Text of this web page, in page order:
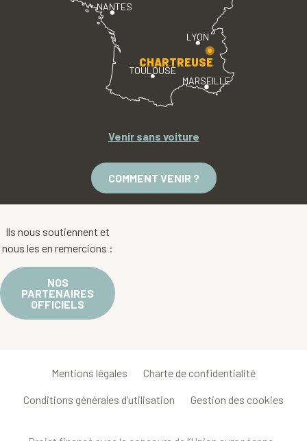
LYON
TOULOUSE
MARSEILLE
NANTES
CHARTREUSE
Venir sans voiture
COMMENT VENIR ?
Ils nous soutiennent et
nous les en remercions :
NOS
PARTENAIRES
OFFICIELS
Mentions légales Charte de confidentialité
Conditions générales d’utilisation Gestion des cookies